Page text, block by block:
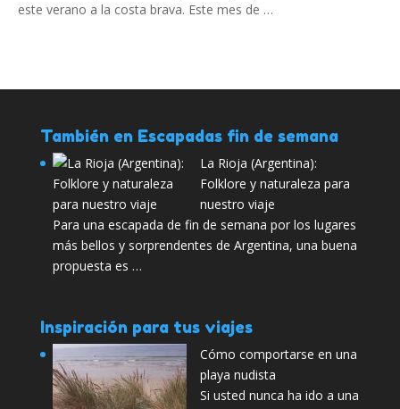
este verano a la costa brava. Este mes de …
También en Escapadas fin de semana
La Rioja (Argentina):
Folklore y naturaleza para
nuestro viaje
Para una escapada de fin de semana por los lugares
más bellos y sorprendentes de Argentina, una buena
propuesta es …
Inspiración para tus viajes
Cómo comportarse en una
playa nudista
Si usted nunca ha ido a una